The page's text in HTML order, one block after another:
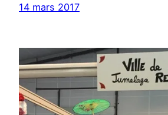
14 mars 2017